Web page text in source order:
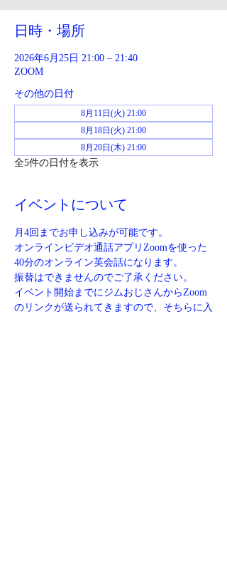
日時・場所
2026年6月25日 21:00 – 21:40
ZOOM
その他の日付
8月11日(火) 21:00
8月18日(火) 21:00
8月20日(木) 21:00
全5件の日付を表示
イベントについて
月4回までお申し込みが可能です。
オンラインビデオ通話アプリZoomを使った
40分のオンライン英会話になります。
振替はできませんのでご了承ください。
イベント開始までにジムおじさんからZoom
のリンクが送られてきますので、そちらに入